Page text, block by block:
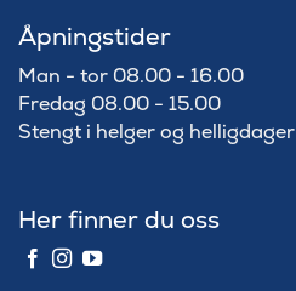
Åpningstider
Man - tor 08.00 - 16.00
Fredag 08.00 - 15.00
Stengt i helger og helligdager
Her finner du oss